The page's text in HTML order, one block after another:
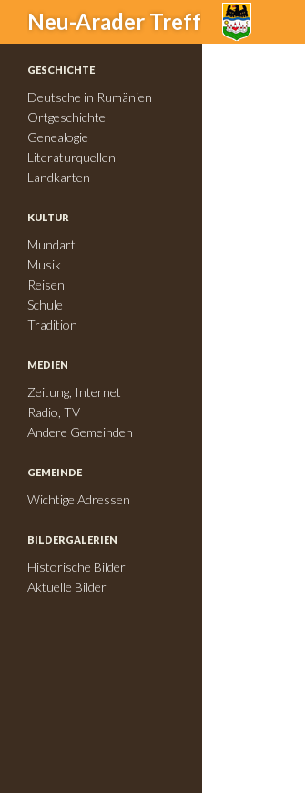
Neu-Arader Treff
Suchen
GESCHICHTE
Deutsche in Rumänien
Ortgeschichte
Genealogie
Literaturquellen
Landkarten
KULTUR
Mundart
Musik
Reisen
Schule
Tradition
MEDIEN
Zeitung, Internet
Radio, TV
Andere Gemeinden
GEMEINDE
Wichtige Adressen
BILDERGALERIEN
Historische Bilder
Aktuelle Bilder